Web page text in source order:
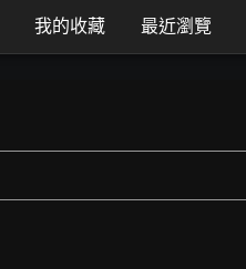
我的收藏 最近瀏覽